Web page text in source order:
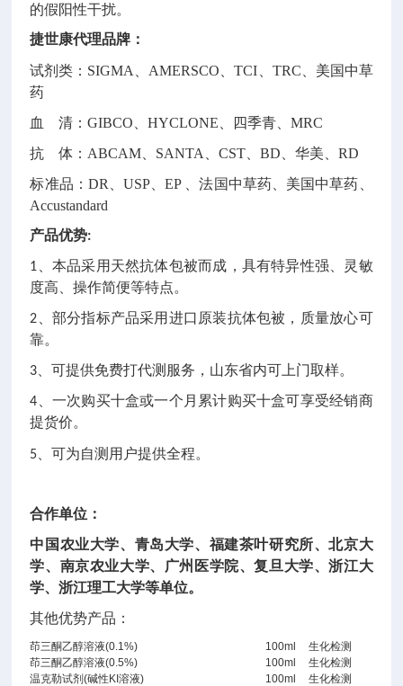
的假阳性干扰。
捷世康代理品牌：
试剂类：SIGMA、AMERSCO、TCI、TRC、美国中草
药
血 清：GIBCO、HYCLONE、四季青、MRC
抗 体：ABCAM、SANTA、CST、BD、华美、RD
标准品：DR、USP、EP 、法国中草药、美国中草药、
Accustandard
产品优势:
1、本品采用天然抗体包被而成，具有特异性强、灵敏
度高、操作简便等特点。
2、部分指标产品采用进口原装抗体包被，质量放心可
靠。
3、可提供免费打代测服务，山东省内可上门取样。
4、一次购买十盒或一个月累计购买十盒可享受经销商
提货价。
5、可为自测 用 户提供全程。
合作单位：
中国农业大学、青岛大学、福建茶叶研究所、北京大
学、南京农业大学、广州医学院、复旦大学、浙江大
学、浙江理工大学等单位。
其他优势产品：
茚三酮乙醇溶液(0.1%) 100ml
生化检测
茚三酮乙醇溶液(0.5%)
100ml
生化检测
温克勒试剂(碱性KI溶液)
100ml
生化检测